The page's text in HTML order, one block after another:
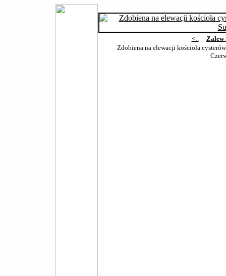
<:.
Zalew
Zdobiena na elewacji kościoła